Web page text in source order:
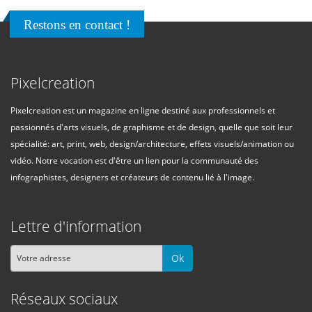
Restons en contact !
Pixelcreation
Pixelcreation est un magazine en ligne destiné aux professionnels et
passionnés d'arts visuels, de graphisme et de design, quelle que soit leur
spécialité: art, print, web, design/architecture, effets visuels/animation ou
vidéo. Notre vocation est d'être un lien pour la communauté des
infographistes, designers et créateurs de contenu lié à l'image.
Lettre d'information
Ok
Réseaux sociaux